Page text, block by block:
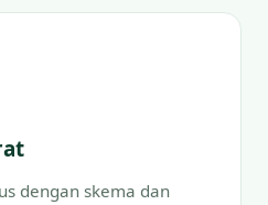
dengan skema dan